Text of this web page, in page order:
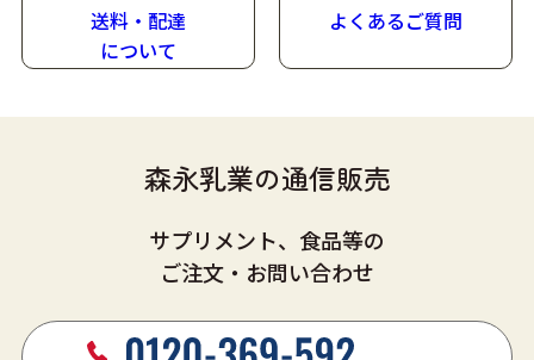
送料・配達
について
よくあるご質問
森永乳業の通信販売
サプリメント、食品等の
ご注文・お問い合わせ